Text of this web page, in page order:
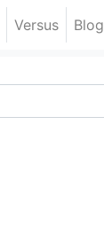
Versus Blog